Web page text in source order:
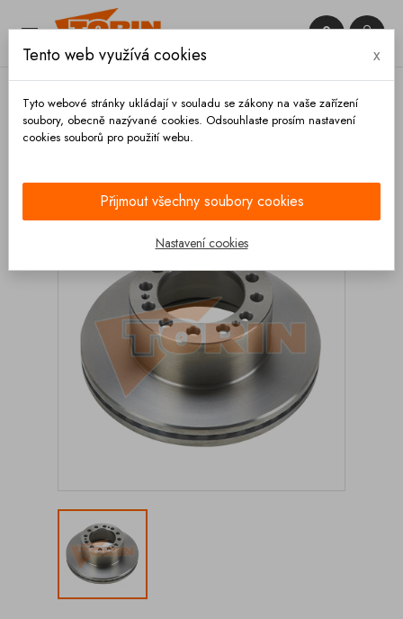
 

Tento web využívá cookies x
Tyto webové stránky ukládají v souladu se zákony na vaše zařízení
soubory, obecně nazývané cookies. Odsouhlaste prosím nastavení
cookies souborů pro použití webu.
Přijmout všechny soubory cookies
Nastavení cookies